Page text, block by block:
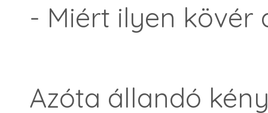
- Miért ilyen kövér
Azóta állandó